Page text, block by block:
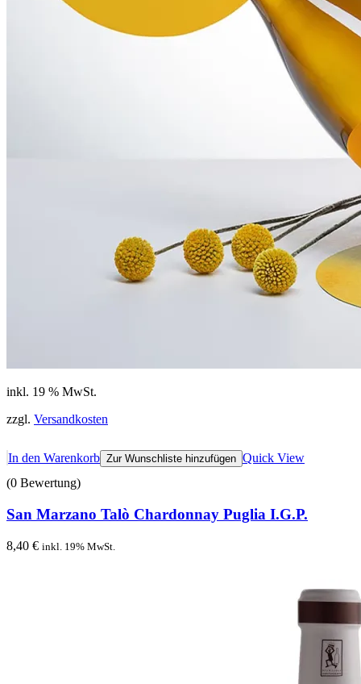
inkl. 19 % MwSt.
zzgl. Versandkosten
In den Warenkorb Zur Wunschliste hinzufügen Quick View
(0 Bewertung)
San Marzano Talò Chardonnay Puglia I.G.P.
8,40 € inkl. 19% MwSt.